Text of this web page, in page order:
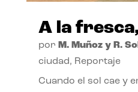
A la
por M. Muñoz y R.
ciudad, Reportaje
Cuando el sol cae y